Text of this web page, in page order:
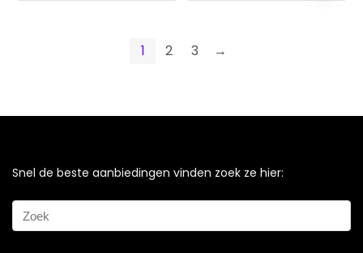
1 2 3 →
Snel de beste aanbiedingen vinden zoek ze hier: